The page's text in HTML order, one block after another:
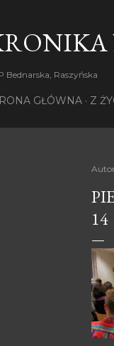
Bednarska, Raszyńska
GŁÓWNA Z
14